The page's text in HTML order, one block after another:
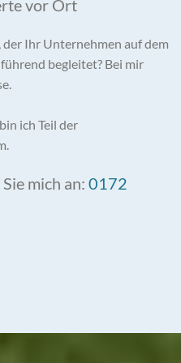
vor Ort
der Ihr Unternehmen auf dem
begleitet? Bei mir
ich Teil der
mich an: 0172